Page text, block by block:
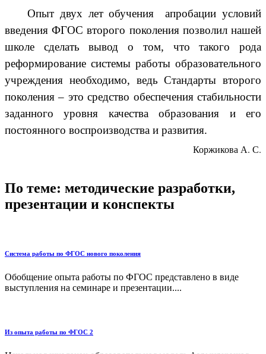
Опыт двух лет обучения апробации условий
введения ФГОС второго поколения позволил нашей
школе сделать вывод о том, что такого рода
реформирование системы работы образовательного
учреждения необходимо, ведь Стандарты второго
поколения – это средство обеспечения стабильности
заданного уровня качества образования и его
постоянного воспроизводства и развития.
Коржикова А. С.
По теме: методические разработки,
презентации и конспекты
Система работы по ФГОС нового поколения
Обобщение опыта работы по ФГОС представлено в виде
выступления на семинаре и презентации....
Из опыта работы по ФГОС 2